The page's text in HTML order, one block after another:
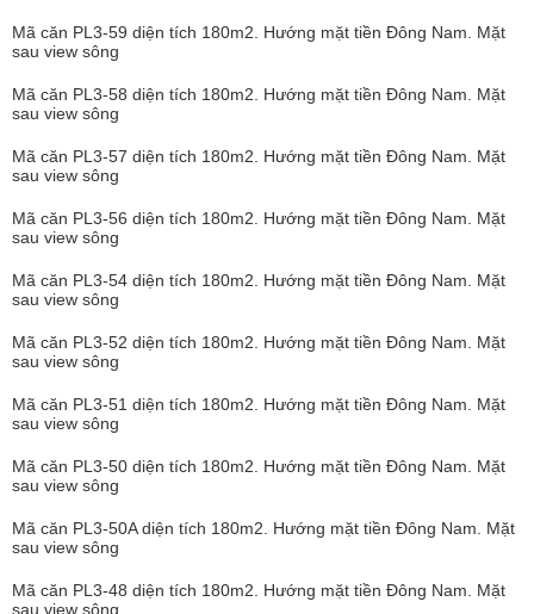
Mã căn PL3-59 diện tích 180m2. Hướng mặt tiền Đông Nam. Mặt
sau view sông
Mã căn PL3-58 diện tích 180m2. Hướng mặt tiền Đông Nam. Mặt
sau view sông
Mã căn PL3-57 diện tích 180m2. Hướng mặt tiền Đông Nam. Mặt
sau view sông
Mã căn PL3-56 diện tích 180m2. Hướng mặt tiền Đông Nam. Mặt
sau view sông
Mã căn PL3-54 diện tích 180m2. Hướng mặt tiền Đông Nam. Mặt
sau view sông
Mã căn PL3-52 diện tích 180m2. Hướng mặt tiền Đông Nam. Mặt
sau view sông
Mã căn PL3-51 diện tích 180m2. Hướng mặt tiền Đông Nam. Mặt
sau view sông
Mã căn PL3-50 diện tích 180m2. Hướng mặt tiền Đông Nam. Mặt
sau view sông
Mã căn PL3-50A diện tích 180m2. Hướng mặt tiền Đông Nam. Mặt
sau view sông
Mã căn PL3-48 diện tích 180m2. Hướng mặt tiền Đông Nam. Mặt
sau view sông